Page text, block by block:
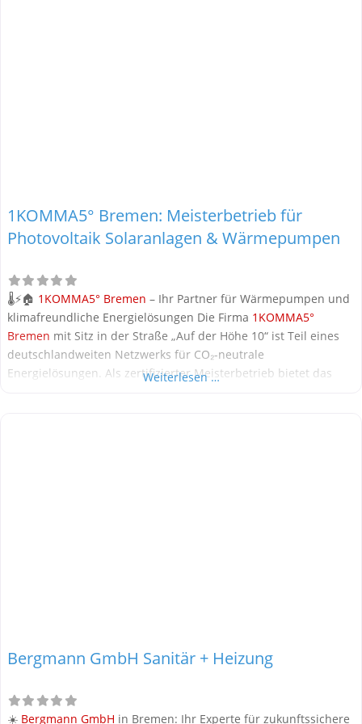
1KOMMA5° Bremen: Meisterbetrieb für
Photovoltaik Solaranlagen & Wärmepumpen
🌡️⚡🏠 1KOMMA5° Bremen – Ihr Partner für Wärmepumpen und
klimafreundliche Energielösungen Die Firma 1KOMMA5°
Bremen mit Sitz in der Straße „Auf der Höhe 10“ ist Teil eines
deutschlandweiten Netzwerks für CO₂-neutrale
Energielösungen. Als zertifizierter Meisterbetrieb bietet das
Weiterlesen …
Bergmann GmbH Sanitär + Heizung
☀️ Bergmann GmbH in Bremen: Ihr Experte für zukunftssichere